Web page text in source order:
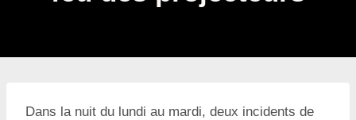
Dans la nuit du lundi au mardi, deux incidents de